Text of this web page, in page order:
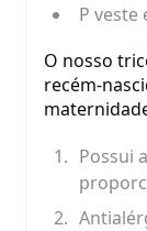
P veste
O nosso
recém-
Possui